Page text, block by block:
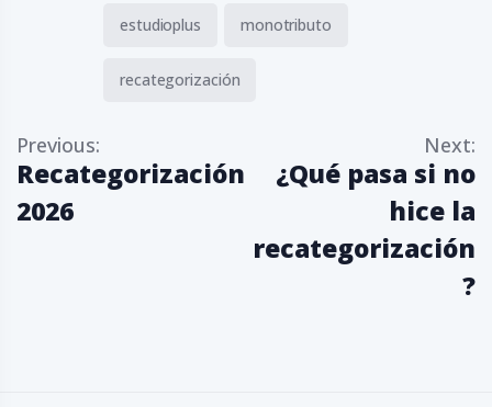
estudioplus monotributo
recategorización
N
a
v
e
g
Previous:
Recategorización
2026
Next:
¿Qué pasa si no
hice la
recategorización
?